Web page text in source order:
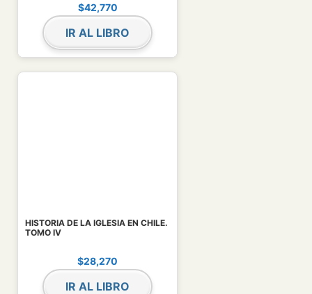
$42,770
IR AL LIBRO
HISTORIA DE LA IGLESIA EN CHILE.
TOMO IV
$28,270
IR AL LIBRO